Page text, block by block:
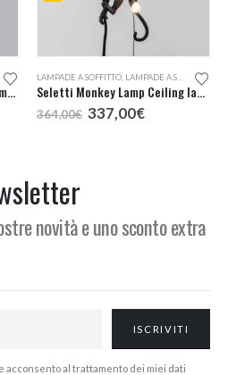
Seletti Monkey Lamp Swing lampada a sospensione
LAMPADE A SOFFITTO, LAMPADE A SOSPENSIONE
Seletti Monkey Lamp Ceiling lampada a sospensione da esterno
364,00€ Il
prezzo
337,00€Il
novità e uno sconto extra
e acconsento al trattamento dei miei dati